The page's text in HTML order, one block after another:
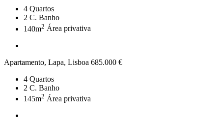
4 Quartos
2 C. Banho
140m2 Área privativa
Apartamento, Lapa, Lisboa 685.000 €
4 Quartos
2 C. Banho
145m2 Área privativa